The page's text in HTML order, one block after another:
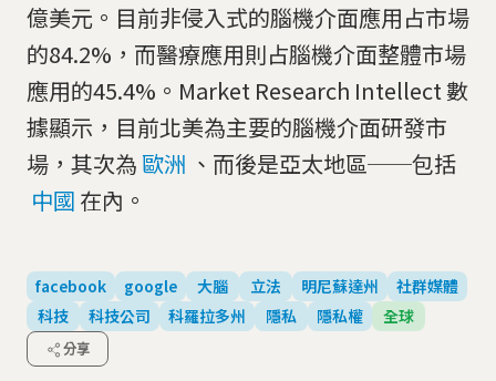
億美元。目前非侵入式的腦機介面應用占市場
的84.2%，而醫療應用則占腦機介面整體市場
應用的45.4%。Market Research Intellect 數
據顯示，目前北美為主要的腦機介面研發市
場，其次為 歐洲 、而後是亞太地區──包括
中國 在內。
facebook google 大腦 立法 明尼蘇達州
社群媒體
科技
科技公司 科羅拉多州 隱私 隱私權 全球
分享